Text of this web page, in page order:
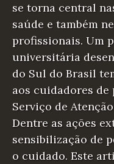
se torna central
saúde e também
profissionais. Um
universitária
do Sul do Brasil
aos cuidadores
Serviço de
Dentre as ações
sensibilização de
o cuidado. Este